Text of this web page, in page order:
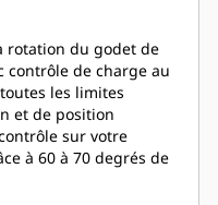
rotation du godet de
contrôle de charge au
les limites
et de position
sur votre
à 60 à 70 degrés de